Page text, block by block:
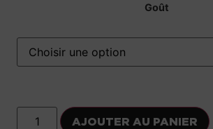
Goût
AJOUTER AU PANIER